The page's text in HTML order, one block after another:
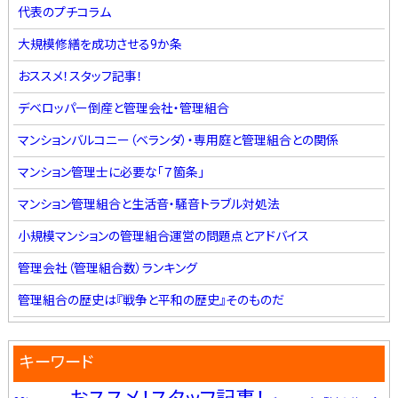
代表のプチコラム
大規模修繕を成功させる9か条
おススメ！スタッフ記事！
デベロッパー倒産と管理会社・管理組合
マンションバルコニー（ベランダ）・専用庭と管理組合との関係
マンション管理士に必要な「７箇条」
マンション管理組合と生活音・騒音トラブル対処法
小規模マンションの管理組合運営の問題点とアドバイス
管理会社（管理組合数）ランキング
管理組合の歴史は『戦争と平和の歴史』そのものだ
キーワード